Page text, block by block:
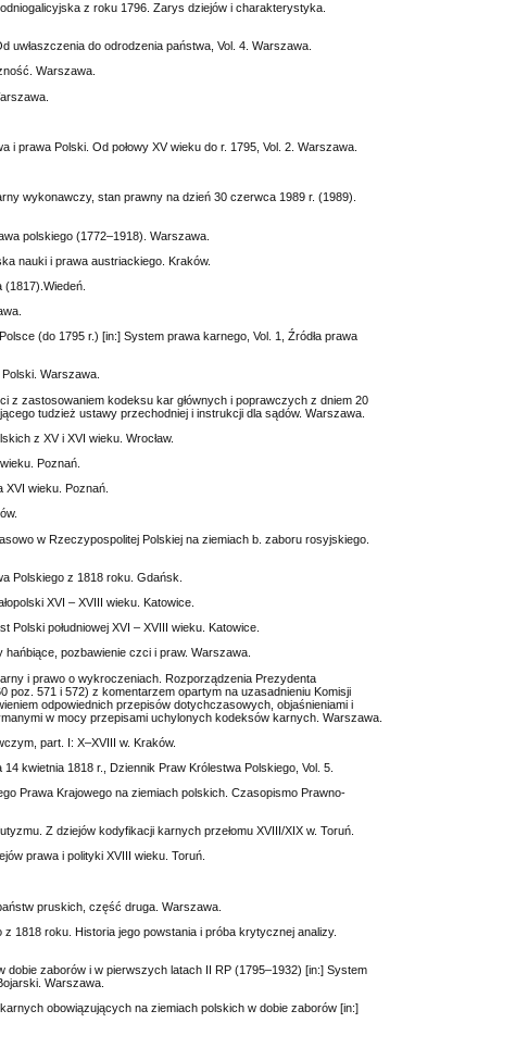
z roku 1796. Zarys dziejów i charakterystyka.
do odrodzenia państwa, Vol. 4. Warszawa.
Warszawa.
prawa Polski. Od połowy XV wieku do r. 1795, Vol. 2. Warszawa.
wykonawczy, stan prawny na dzień 30 czerwca 1989 r. (1989).
polskiego (1772–1918). Warszawa.
nauki i prawa austriackiego. Kraków.
(do 1795 r.) [in:] System prawa karnego, Vol. 1, Źródła prawa
Warszawa.
z zastosowaniem kodeksu kar głównych i poprawczych z dniem 20
tudzież ustawy przechodniej i instrukcji dla sądów. Warszawa.
z XV i XVI wieku. Wrocław.
Poznań.
XVI wieku. Poznań.
w Rzeczypospolitej Polskiej na ziemiach b. zaboru rosyjskiego.
Polskiego z 1818 roku. Gdańsk.
XVI – XVIII wieku. Katowice.
Polski południowej XVI – XVIII wieku. Katowice.
pozbawienie czci i praw. Warszawa.
i prawo o wykroczeniach. Rozporządzenia Prezydenta
poz. 571 i 572) z komentarzem opartym na uzasadnieniu Komisji
odpowiednich przepisów dotychczasowych, objaśnieniami i
w mocy przepisami uchylonych kodeksów karnych. Warszawa.
part. I: X–XVIII w. Kraków.
kwietnia 1818 r., Dziennik Praw Królestwa Polskiego, Vol. 5.
Prawa Krajowego na ziemiach polskich. Czasopismo Prawno-
Z dziejów kodyfikacji karnych przełomu XVIII/XIX w. Toruń.
prawa i polityki XVIII wieku. Toruń.
pruskich, część druga. Warszawa.
1818 roku. Historia jego powstania i próba krytycznej analizy.
dobie zaborów i w pierwszych latach II RP (1795–1932) [in:] System
Warszawa.
obowiązujących na ziemiach polskich w dobie zaborów [in:]